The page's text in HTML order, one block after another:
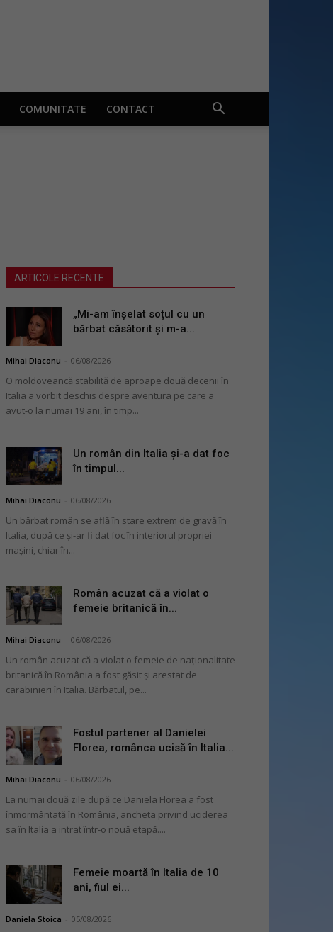
COMUNITATE CONTACT
ARTICOLE RECENTE
„Mi-am înșelat soțul cu un
bărbat căsătorit și m-a...
Mihai Diaconu 06/08/2026
O moldoveancă stabilită de aproape două decenii în
Italia a vorbit deschis despre aventura pe care a
avut-o la numai 19 ani, în timp...
Un român din Italia și-a dat foc
în timpul...
Mihai Diaconu 06/08/2026
Un bărbat român se află în stare extrem de gravă în
Italia, după ce și-ar fi dat foc în interiorul propriei
mașini, chiar în...
Român acuzat că a violat o
femeie britanică în...
Mihai Diaconu 06/08/2026
Un român acuzat că a violat o femeie de naționalitate
britanică în România a fost găsit și arestat de
carabinieri în Italia. Bărbatul, pe...
Fostul partener al Danielei
Florea, românca ucisă în Italia...
Mihai Diaconu 06/08/2026
La numai două zile după ce Daniela Florea a fost
înmormântată în România, ancheta privind uciderea
sa în Italia a intrat într-o nouă etapă....
Femeie moartă în Italia de 10
ani, fiul ei...
Daniela Stoica 05/08/2026